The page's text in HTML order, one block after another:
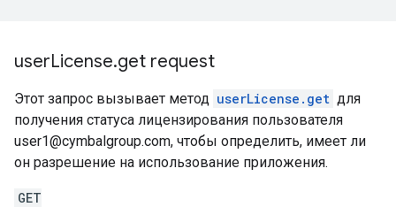
userLicense.get request
Этот запрос вызывает метод userLicense.get для
получения статуса лицензирования пользователя
user1@cymbalgroup.com, чтобы определить, имеет ли
он разрешение на использование приложения.
GET